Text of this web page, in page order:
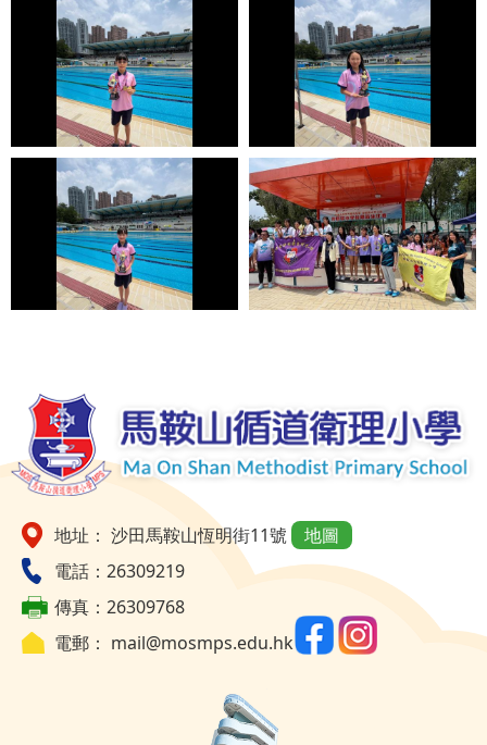
地址： 沙田馬鞍山恆明街11號
地圖
電話：26309219
傳真：26309768
電郵： mail@mosmps.edu.hk